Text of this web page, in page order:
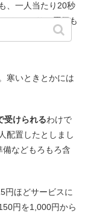
、一人当たり20秒
おしぼりの原価も
だと計算できま
寒いときとかには
受けられるわけで
配置したとしまし
などもろもろ含
円ほどサービスに
円を1,000円から